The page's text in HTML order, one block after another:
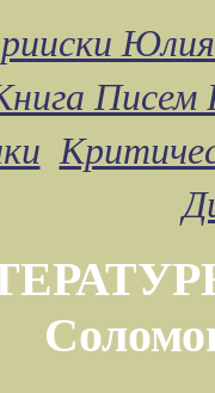
Писем